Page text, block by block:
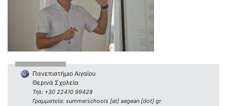
Πανεπιστήμιο Αιγαίου
Θερινά Σχολεία
Τηλ: +30 22410 99428
Γραμματεία: summerschools [at] aegean [dot] gr